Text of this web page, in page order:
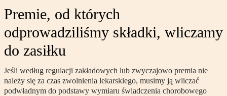
Premie, od których
odprowadziliśmy składki, wliczamy
do zasiłku
Jeśli według regulacji zakładowych lub zwyczajowo premia nie
należy się za czas zwolnienia lekarskiego, musimy ją wliczać
podwładnym do podstawy wymiaru świadczenia chorobowego